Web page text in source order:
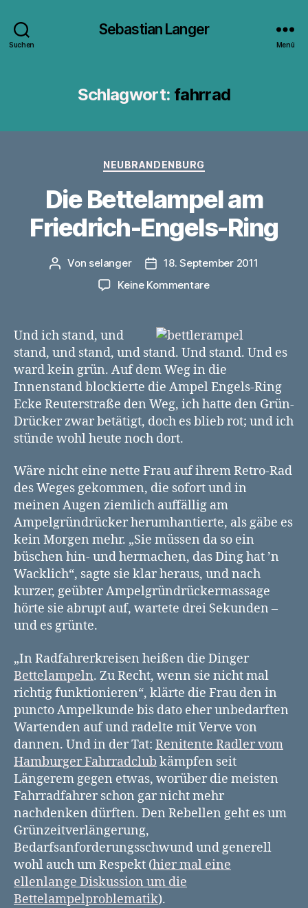
Suchen
Sebastian Langer
Menü
Schlagwort: fahrrad
Kategorien
NEUBRANDENBURG
Die Bettelampel am
Friedrich-Engels-Ring
Beitragsautor
Von selanger Veröffentlichungsdatum
18. September 2011
Keine Kommentarezu
Friedrich-
Engels-
Ring
Und ich stand, und
stand, und stand, und stand. Und stand. Und es
ward kein grün. Auf dem Weg in die
Innenstand blockierte die Ampel Engels-Ring
Ecke Reuterstraße den Weg, ich hatte den Grün-
Drücker zwar betätigt, doch es blieb rot; und ich
stünde wohl heute noch dort.
Wäre nicht eine nette Frau auf ihrem Retro-Rad
des Weges gekommen, die sofort und in
meinen Augen ziemlich auffällig am
Ampelgründrücker herumhantierte, als gäbe es
kein Morgen mehr. „Sie müssen da so ein
büschen hin- und hermachen, das Ding hat ’n
Wacklich“, sagte sie klar heraus, und nach
kurzer, geübter Ampelgründrückermassage
hörte sie abrupt auf, wartete drei Sekunden –
und es grünte.
„In Radfahrerkreisen heißen die Dinger
Bettelampeln. Zu Recht, wenn sie nicht mal
richtig funktionieren“, klärte die Frau den in
puncto Ampelkunde bis dato eher unbedarften
Wartenden auf und radelte mit Verve von
dannen. Und in der Tat: Renitente Radler vom
Hamburger Fahrradclub kämpfen seit
Längerem gegen etwas, worüber die meisten
Fahrradfahrer schon gar nicht mehr
nachdenken dürften. Den Rebellen geht es um
Grünzeitverlängerung,
Bedarfsanforderungsschwund und generell
wohl auch um Respekt (hier mal eine
ellenlange Diskussion um die
Bettelampelproblematik).